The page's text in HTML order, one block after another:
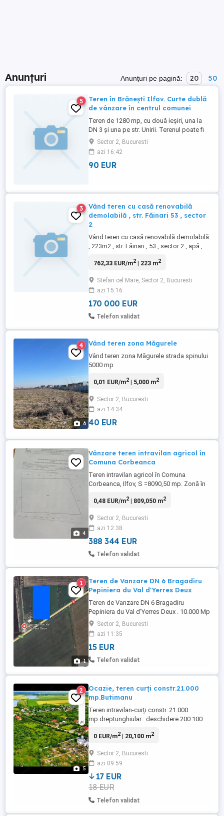
Anunțuri Anunțuri pe pagină: 20 50
5
Teren în Brănești Ilfov. Curte dublă
de vânzare în centrul comunei
Teren de 1280 mp, cu două ieșiri, una la
DN 3 și una pe str. Unirii. Terenul poate fi
folosit integral, sau poate fi vândut
separat, pentru că are cadastre diferite și
căi de acces separate.
Sector 2, Bucuresti
azi 16:42
90 EUR
3
Vând teren cu casă renovabilă
demolabilă , str. Făinari 53 , sector
2
Vând teren cu casă renovabilă demolabilă
, 223m2 , str. Făinari , 53 , sector 2 , apă ,
mică 2m , (alee de servitute) , acte în
762,33 EUR/m2| 223 m2
Stefan cel Mare, Sector 2, Bucuresti
azi 15:16
170 000 EUR
Telefon validat
6
4 Vând teren zona Măgurele
Vând teren zona Măgurele strada spinului
5000 mp
0,01 EUR/m2| 5,000 m2
Sector 2, Bucuresti
azi 14:34
40 EUR
4
Vânzare teren intravilan agricol în
Comuna Corbeanca
Teren intravilan agricol în Comuna
Corbeanca, Ilfov, S =8090,50 mp. Zonă în
cu utilități la 200.m, gaze naturale,
A0. Preț : 48 mp.
0,48 EUR/m2| 809,050 m2
Sector 2, Bucuresti
azi 12:38
388 344 EUR
Telefon validat
1
1
Teren de Vanzare DN 6 Bragadiru
Pepiniera du Val d'Yerres Deux
Teren de Vanzare DN 6 Bragadiru
Pepiniera du Val d'Yerres Deux . 10.000 Mp
Are Cadastru Intabulat. Propietar !
Sector 2, Bucuresti
azi 11:35
15 EUR
Telefon validat
5
2
Ocazie, teren curți constr.21.000
mp.Butimanu
Teren intravilan-curți constr. 21.000
mp.dreptunghiular : deschidere 200 100
2m , acces direct in lac, drum nou asfaltat
Dîmbovița pe șos.Buc.-Târgoviște si
paralel cu DN 1-Buc.-Ploiesti la 35 km.de
Bucuresti. Terenul se ...
0 EUR/m2| 20,100 m2
Sector 2, Bucuresti
azi 09:59
17 EUR
18 EUR
Telefon validat